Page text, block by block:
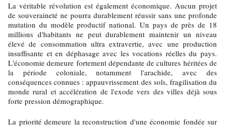
La véritable révolution est également économique. Aucun projet
de souveraineté ne pourra durablement réussir sans une profonde
mutation du modèle productif national. Un pays de près de 18
millions d'habitants ne peut durablement maintenir un niveau
élevé de consommation ultra extravertie, avec une production
insuffisante et en déphasage avec les vocations réelles du pays.
L'économie demeure fortement dépendante de cultures héritées de
la période coloniale, notamment l'arachide, avec des
conséquences connues : appauvrissement des sols, fragilisation du
monde rural et accélération de l'exode vers des villes déjà sous
forte pression démographique.
La priorité demeure la reconstruction d'une économie fondée sur